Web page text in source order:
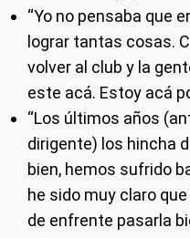
“Yo no pensaba que
lograr tantas cosas.
volver al club y la
este acá. Estoy acá
“Los últimos años
dirigente) los hincha
bien, hemos sufrido
he sido muy claro
de enfrente pasarla